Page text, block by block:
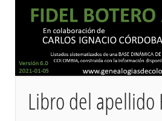
Libro del apellido